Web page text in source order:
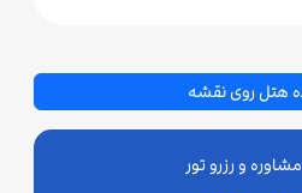
هتل روی نقشه
و رزرو تور